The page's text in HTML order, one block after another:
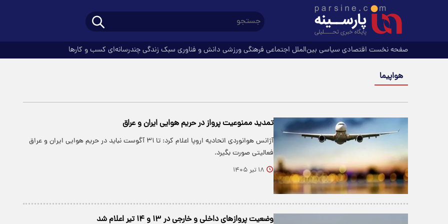
صفحه نخست اقتصادی سیاسی بین‌الملل اجتماعی فرهنگیورزشی دانش و فناوری سبک زندگیچندرسانه‌ای کسب و کارها
هواپیما
تمدید ممنوعیت پرواز در حریم هوایی ایران و عراق
آژانس هوانوردی اتحادیه اروپا اعلام کرد: تا ۳۱ آگوست نباید در حریم هوایی ایران و عراق
فعالیتی صورت بگیرد.
۱۸ تیر ۱۴۰۵
وضعیت پروازهای داخلی و خارجی در ۱۳ و ۱۴ تیر اعلام شد